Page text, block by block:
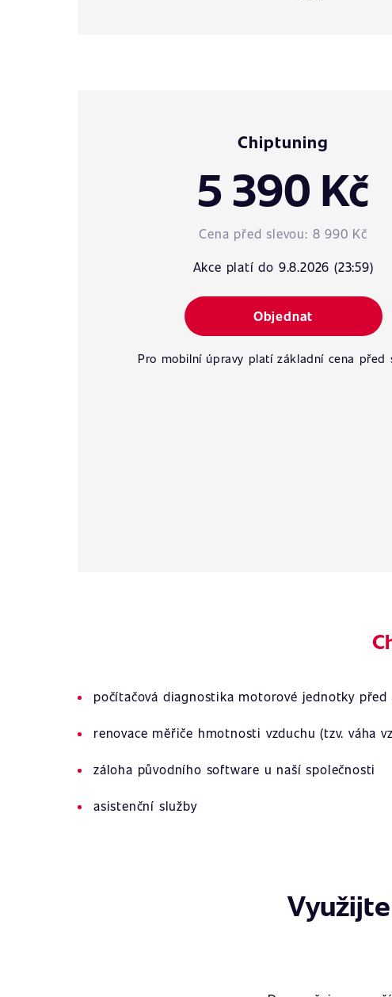
Chiptuning
5 390 Kč
Cena před slevou: 8 990 Kč
Akce platí do 9.8.2026 (23:59)
Objednat
Pro mobilní úpravy platí základní cena před
počítačová diagnostika motorové jednotky před
renovace měřiče hmotnosti vzduchu (tzv. váha
záloha původního software u naší společnosti
asistenční služby